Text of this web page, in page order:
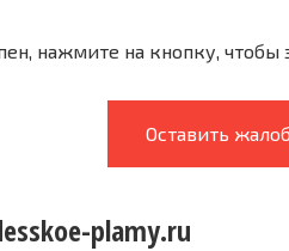
нажмите на кнопку, чтобы
Оставить
plamy.ru